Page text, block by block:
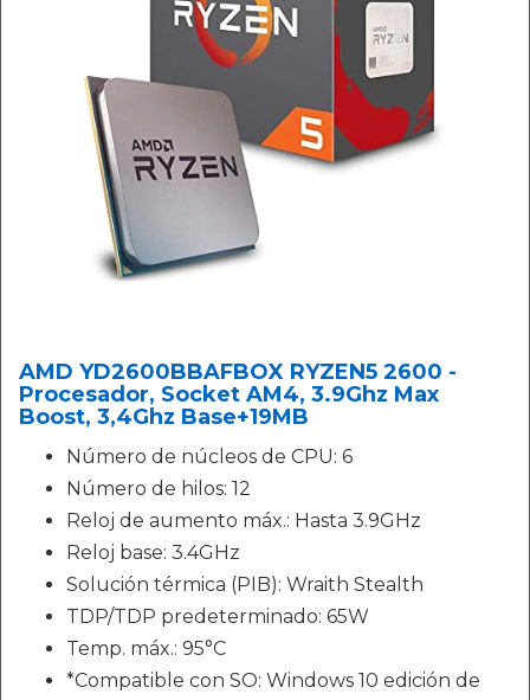
AMD YD2600BBAFBOX RYZEN5 2600 -
Procesador, Socket AM4, 3.9Ghz Max
Boost, 3,4Ghz Base+19MB
Número de núcleos de CPU: 6
Número de hilos: 12
Reloj de aumento máx.: Hasta 3.9GHz
Reloj base: 3.4GHz
Solución térmica (PIB): Wraith Stealth
TDP/TDP predeterminado: 65W
Temp. máx.: 95°C
*Compatible con SO: Windows 10 edición de